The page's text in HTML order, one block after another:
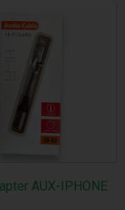
AUX-IPHONE